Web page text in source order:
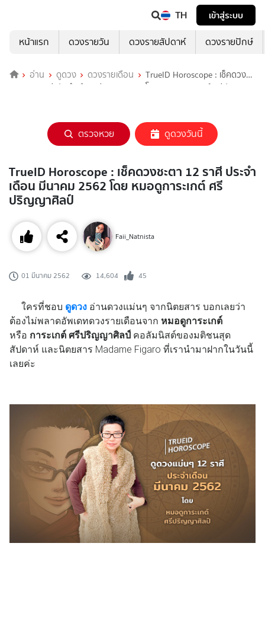
TH
เข้าสู่ระบบ
หน้าแรก
ดวงรายวัน ดวงรายสัปดาห์ ดวงรายปักษ์
อ่าน ดูดวง ดวงรายเดือน
TrueID Horoscope : เช็คดวง
ชะตา 12 ราศี ประจำเดือน มีนาคม 2562 โดย หมอดูการะเกต์ ศรีปริญญา
ตรวจหวย ดูดวงวันนี้
TrueID Horoscope : เช็คดวงชะตา 12 ราศี ประจำ
เดือน มีนาคม 2562 โดย หมอดูการะเกต์ ศรี
ปริญญาศิลป์
Faii_Natnista
01 มีนาคม 2562 14,604 45
ใครที่ชอบ ดูดวง อ่านดวงแม่นๆ จากนิตยสาร บอกเลยว่า
ต้องไม่พลาดอัพเดทดวงรายเดือนจาก หมอดูการะเกต์
หรือ การะเกต์ ศรีปริญญาศิลป์ คอลัมนิสต์ของมติชนสุด
สัปดาห์ และนิตยสาร Madame Figaro ที่เรานำมาฝากในวันนี้
เลยค่ะ